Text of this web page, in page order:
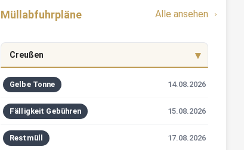
Müllabfuhrpläne Alle ansehen
Creußen
Gelbe Tonne 14.08.2026
Fälligkeit Gebühren 15.08.2026
Restmüll 17.08.2026